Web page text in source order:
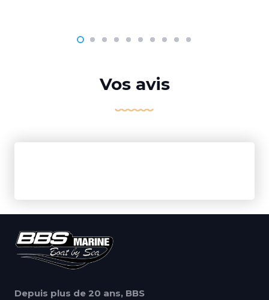
Vos avis
Depuis plus de 20 ans, BBS